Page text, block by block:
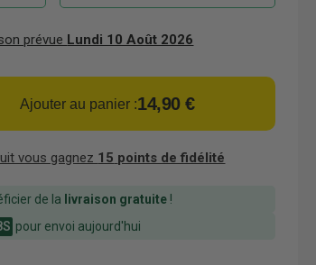
prévue Lundi 10 Août 2026
Ajouter au panier :14,90 €
vous gagnez 15 points de fidélité
de la livraison gratuite !
pour envoi aujourd'hui